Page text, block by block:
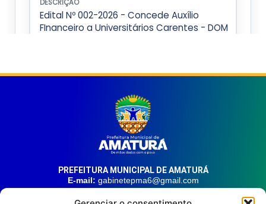
PREFEITURA MUNICIPAL DE AMATURÁ
E-mail: gabinetepma6@gmail.com